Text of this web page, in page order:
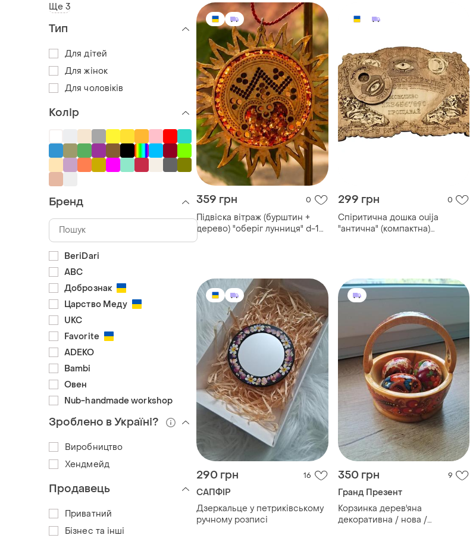
359 грн 0
Підвіска вітраж (бурштин +
дерево) "оберіг лунниця" d-12
см
299 грн 0
Спіритична дошка ouija
"антична" (компактна)
290 грн 16
САПФІР
Дзеркальце у петриківському
ручному розписі
350 грн 9
Гранд Презент
Корзинка дерев'яна
декоративна / нова /
Ще 3
Тип
Для дітей
Для жінок
Для чоловіків
Колір
Бренд
BeriDari
ABC
Добрознак
Царство Меду
UKC
Favorite
ADEKO
Bambi
Овен
Nub-handmade workshop
Зроблено в Україні?
Виробництво
Хендмейд
Продавець
Приватний
Бізнес та інші